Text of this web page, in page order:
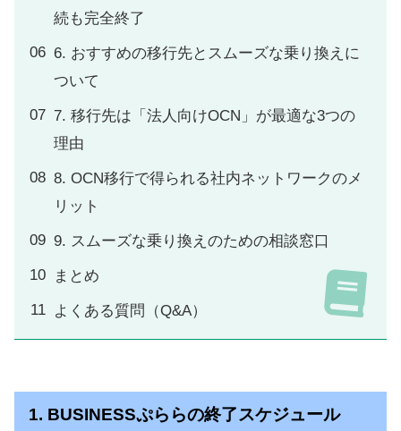
続も完全終了
6. おすすめの移行先とスムーズな乗り換えに
ついて
7. 移行先は「法人向けOCN」が最適な3つの
理由
8. OCN移行で得られる社内ネットワークのメ
リット
9. スムーズな乗り換えのための相談窓口
まとめ
よくある質問（Q&A）
1. BUSINESSぷららの終了スケジュール